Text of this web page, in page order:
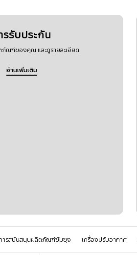
รรับประกัน
ภัณฑ์ของคุณ และดูรายละเอียด
อ่านเพิ่มเติม
ารสนับสนุนผลิตภัณฑ์ซัมซุง เครื่องปรับอากาศ